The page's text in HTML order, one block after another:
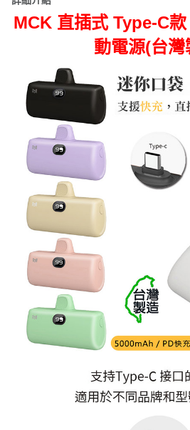
MCK 直插式 Type-C
動電源(台灣